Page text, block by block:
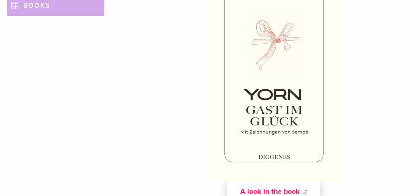
BOOKS
A look in the book